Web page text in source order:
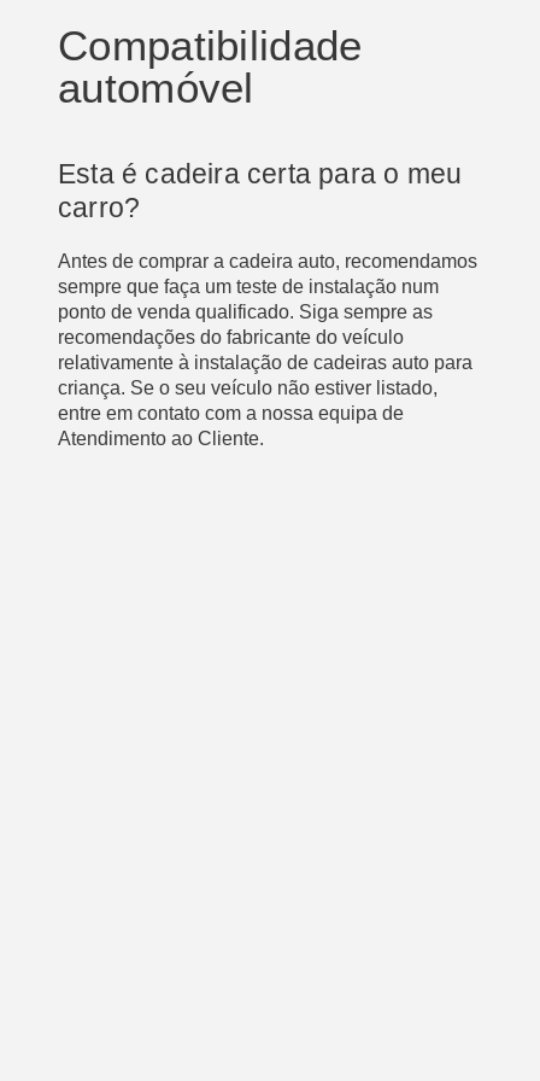
Compatibilidade
automóvel
Esta é cadeira certa para o meu
carro?
Antes de comprar a cadeira auto, recomendamos
sempre que faça um teste de instalação num
ponto de venda qualificado. Siga sempre as
recomendações do fabricante do veículo
relativamente à instalação de cadeiras auto para
criança. Se o seu veículo não estiver listado,
entre em contato com a nossa equipa de
Atendimento ao Cliente.